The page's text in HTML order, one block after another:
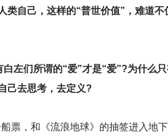
自己，这样的“普世价值”，难道
左们所谓的“爱”才是“爱”?为什么
己去思考，去定义?
票，和《流浪地球》的抽签进入地